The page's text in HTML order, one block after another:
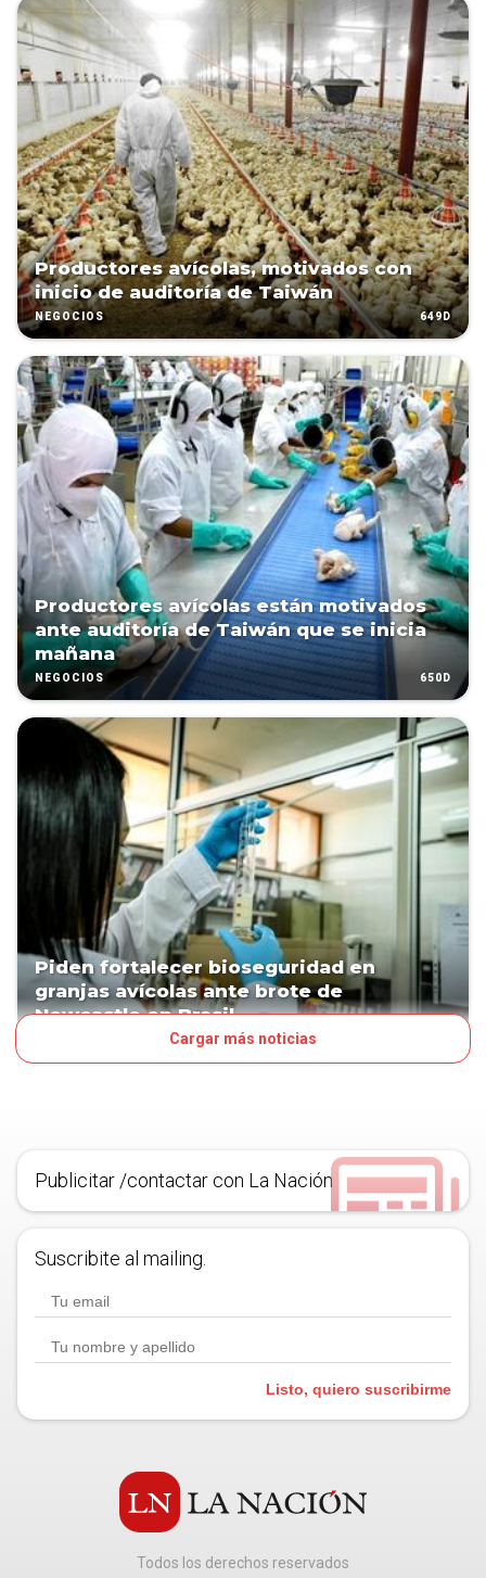
Productores avícolas, motivados con
inicio de auditoría de Taiwán
NEGOCIOS 649D
Productores avícolas están motivados
ante auditoría de Taiwán que se inicia
mañana
NEGOCIOS 650D
Piden fortalecer bioseguridad en
granjas avícolas ante brote de
Newcastle en Brasil
Cargar más noticias
Publicitar /contactar con La Nación
Suscribite al mailing.
Listo, quiero suscribirme
Todos los derechos reservados